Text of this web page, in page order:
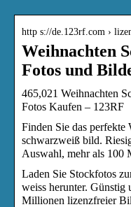
http s://de.123rf.com ›
Weihnachten
Fotos und
465,021 Weihnachten
Fotos Kaufen – 123RF
Finden Sie das perfekte
schwarzweiß bild.
Auswahl, mehr als 100
Laden Sie Stockfotos
weiss herunter. Günstig
Millionen lizenzfreier